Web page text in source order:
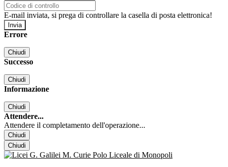
E-mail inviata, si prega di controllare la casella di posta elettronica!
Errore
Chiudi
Successo
Chiudi
Informazione
Chiudi
Attendere...
Attendere il completamento dell'operazione...
Chiudi
Chiudi